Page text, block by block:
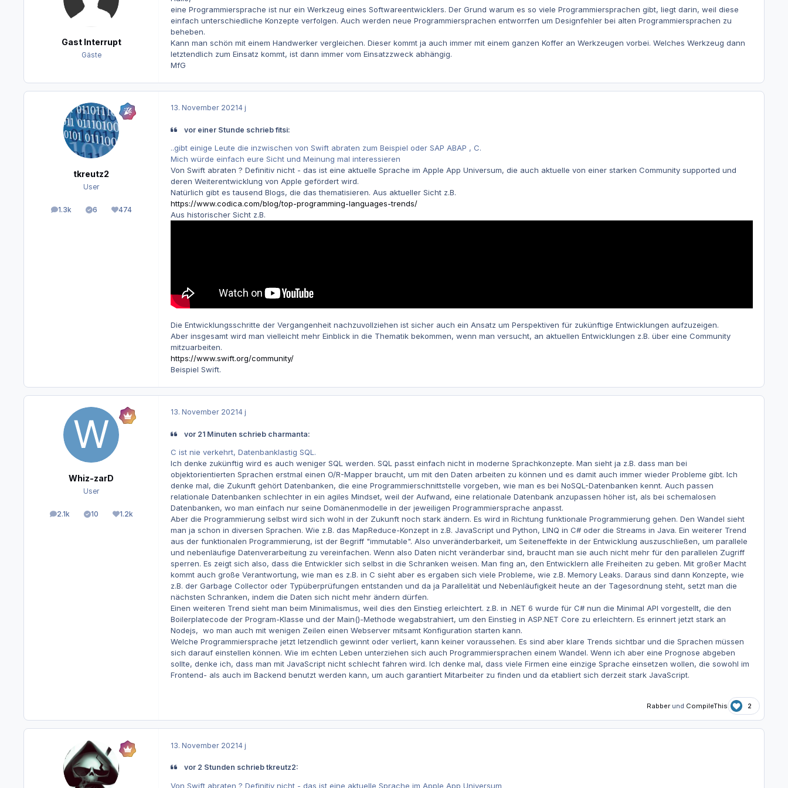
Gast Interrupt
Gäste
eine Programmiersprache ist nur ein Werkzeug eines Softwareentwicklers. Der Grund warum es so viele Programmiersprachen gibt, liegt darin, weil diese
einfach unterschiedliche Konzepte verfolgen. Auch werden neue Programmiersprachen entworrfen um Designfehler bei alten Programmiersprachen zu
beheben.
Kann man schön mit einem Handwerker vergleichen. Dieser kommt ja auch immer mit einem ganzen Koffer an Werkzeugen vorbei. Welches Werkzeug dann
letztendlich zum Einsatz kommt, ist dann immer vom Einsatzzweck abhängig.
MfG
tkreutz2
User
1.3k
Beiträge 6
Lösungen474
Reputation
13. November 20214 j
vor einer Stunde schrieb fitsi:
..gibt einige Leute die inzwischen von Swift abraten zum Beispiel oder SAP ABAP , C.
Mich würde einfach eure Sicht und Meinung mal interessieren
Von Swift abraten ? Definitiv nicht - das ist eine aktuelle Sprache im Apple App Universum, die auch aktuelle von einer starken Community supported und
deren Weiterentwicklung von Apple gefördert wird.
Natürlich gibt es tausend Blogs, die das thematisieren. Aus aktueller Sicht z.B.
https://www.codica.com/blog/top-programming-languages-trends/
Aus historischer Sicht z.B.
Die Entwicklungsschritte der Vergangenheit nachzuvollziehen ist sicher auch ein Ansatz um Perspektiven für zukünftige Entwicklungen aufzuzeigen.
Aber insgesamt wird man vielleicht mehr Einblick in die Thematik bekommen, wenn man versucht, an aktuellen Entwicklungen z.B. über eine Community
mitzuarbeiten.
https://www.swift.org/community/
Beispiel Swift.
Whiz-zarD
User
2.1k
Beiträge 10
Lösungen1.2k
Reputation
13. November 20214 j
vor 21 Minuten schrieb charmanta:
C ist nie verkehrt, Datenbanklastig SQL.
Ich denke zukünftig wird es auch weniger SQL werden. SQL passt einfach nicht in moderne Sprachkonzepte. Man sieht ja z.B. dass man bei
objektorientierten Sprachen erstmal einen O/R-Mapper braucht, um mit den Daten arbeiten zu können und es damit auch immer wieder Probleme gibt. Ich
denke mal, die Zukunft gehört Datenbanken, die eine Programmierschnittstelle vorgeben, wie man es bei NoSQL-Datenbanken kennt. Auch passen
relationale Datenbanken schlechter in ein agiles Mindset, weil der Aufwand, eine relationale Datenbank anzupassen höher ist, als bei schemalosen
Datenbanken, wo man einfach nur seine Domänenmodelle in der jeweiligen Programmiersprache anpasst.
Aber die Programmierung selbst wird sich wohl in der Zukunft noch stark ändern. Es wird in Richtung funktionale Programmierung gehen. Den Wandel sieht
man ja schon in diversen Sprachen. Wie z.B. das MapReduce-Konzept in z.B. JavaScript und Python, LINQ in C# oder die Streams in Java. Ein weiterer Trend
aus der funktionalen Programmierung, ist der Begriff "immutable". Also unveränderbarkeit, um Seiteneffekte in der Entwicklung auszuschließen, um parallele
und nebenläufige Datenverarbeitung zu vereinfachen. Wenn also Daten nicht veränderbar sind, braucht man sie auch nicht mehr für den parallelen Zugriff
sperren. Es zeigt sich also, dass die Entwickler sich selbst in die Schranken weisen. Man fing an, den Entwicklern alle Freiheiten zu geben. Mit großer Macht
kommt auch große Verantwortung, wie man es z.B. in C sieht aber es ergaben sich viele Probleme, wie z.B. Memory Leaks. Daraus sind dann Konzepte, wie
z.B. der Garbage Collector oder Typüberprüfungen entstanden und da ja Parallelität und Nebenläufigkeit heute an der Tagesordnung steht, setzt man die
nächsten Schranken, indem die Daten sich nicht mehr ändern dürfen.
Einen weiteren Trend sieht man beim Minimalismus, weil dies den Einstieg erleichtert. z.B. in .NET 6 wurde für C# nun die Minimal API vorgestellt, die den
Boilerplatecode der Program-Klasse und der Main()-Methode wegabstrahiert, um den Einstieg in ASP.NET Core zu erleichtern. Es erinnert jetzt stark an
Nodejs, wo man auch mit wenigen Zeilen einen Webserver mitsamt Konfiguration starten kann.
Welche Programmiersprache jetzt letzendlich gewinnt oder verliert, kann keiner voraussehen. Es sind aber klare Trends sichtbar und die Sprachen müssen
sich darauf einstellen können. Wie im echten Leben unterziehen sich auch Programmiersprachen einem Wandel. Wenn ich aber eine Prognose abgeben
sollte, denke ich, dass man mit JavaScript nicht schlecht fahren wird. Ich denke mal, dass viele Firmen eine einzige Sprache einsetzen wollen, die sowohl im
Frontend- als auch im Backend benutzt werden kann, um auch garantiert Mitarbeiter zu finden und da etabliert sich derzeit stark JavaScript.
Rabberund CompileThis 2
13. November 20214 j
vor 2 Stunden schrieb tkreutz2:
Von Swift abraten ? Definitiv nicht - das ist eine aktuelle Sprache im Apple App Universum